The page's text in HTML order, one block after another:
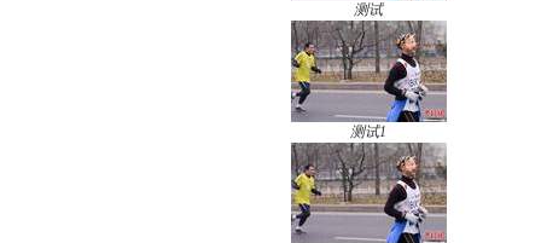
测试
测试1